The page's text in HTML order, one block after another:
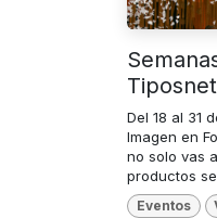
Del 18 al 31
Imagen en
no solo vas
productos
Eventos